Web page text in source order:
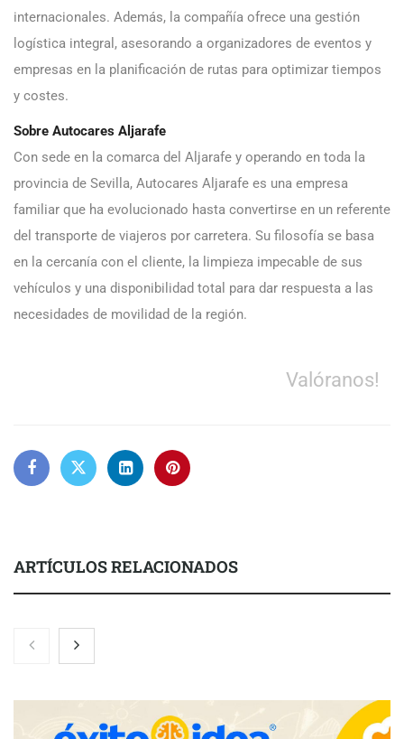
internacionales. Además, la compañía ofrece una gestión
logística integral, asesorando a organizadores de eventos y
empresas en la planificación de rutas para optimizar tiempos
y costes.
Sobre Autocares Aljarafe
Con sede en la comarca del Aljarafe y operando en toda la
provincia de Sevilla, Autocares Aljarafe es una empresa
familiar que ha evolucionado hasta convertirse en un referente
del transporte de viajeros por carretera. Su filosofía se basa
en la cercanía con el cliente, la limpieza impecable de sus
vehículos y una disponibilidad total para dar respuesta a las
necesidades de movilidad de la región.
Valóranos!
ARTÍCULOS RELACIONADOS